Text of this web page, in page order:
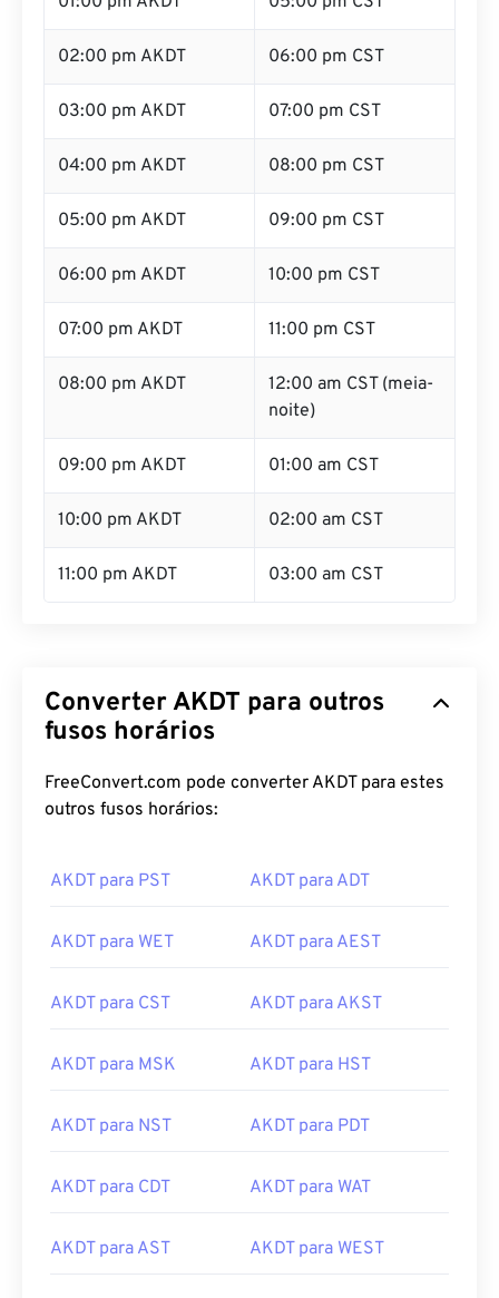
02:00 pm AKDT 06:00 pm CST
03:00 pm AKDT 07:00 pm CST
04:00 pm AKDT 08:00 pm CST
05:00 pm AKDT 09:00 pm CST
06:00 pm AKDT 10:00 pm CST
07:00 pm AKDT 11:00 pm CST
08:00 pm AKDT
12:00 am CST (meia-
noite)
09:00 pm AKDT 01:00 am CST
10:00 pm AKDT 02:00 am CST
11:00 pm AKDT 03:00 am CST
Converter AKDT para outros
fusos horários
FreeConvert.com pode converter AKDT para estes
outros fusos horários:
AKDT para PST AKDT para ADT
AKDT para WET AKDT para AEST
AKDT para CST AKDT para AKST
AKDT para MSK AKDT para HST
AKDT para NST AKDT para PDT
AKDT para CDT AKDT para WAT
AKDT para AST AKDT para WEST